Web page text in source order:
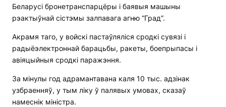
Беларусі бронетранспарцёры і баявыя машыны
рэактыўнай сістэмы залпавага агню “Град”.
Акрамя таго, у войскі пастаўляліся сродкі сувязі і
радыёэлектроннай барацьбы, ракеты, боепрыпасы і
авіяцыйныя сродкі паражэння.
За мінулы год адрамантавана каля 10 тыс. адзінак
узбраенняў, у тым ліку ў палявых умовах, сказаў
намеснік міністра.